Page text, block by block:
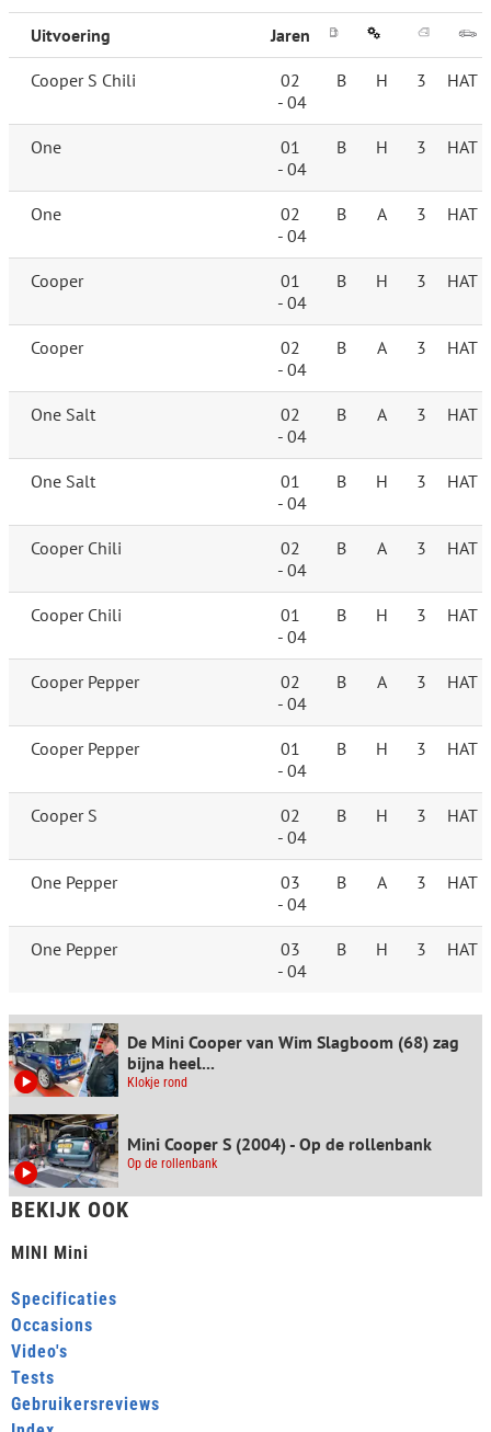
Uitvoering Jaren
Cooper S Chili
02
- 04
B H 3 HAT
One
01
- 04
B H 3 HAT
One
02
- 04
B A 3 HAT
Cooper
01
- 04
B H 3 HAT
Cooper
02
- 04
B A 3 HAT
One Salt
02
- 04
B A 3 HAT
One Salt
01
- 04
B H 3 HAT
Cooper Chili
02
- 04
B A 3 HAT
Cooper Chili
01
- 04
B H 3 HAT
Cooper Pepper
02
- 04
B A 3 HAT
Cooper Pepper
01
- 04
B H 3 HAT
Cooper S
02
- 04
B H 3 HAT
One Pepper
03
- 04
B A 3 HAT
One Pepper
03
- 04
B H 3 HAT
De Mini Cooper van Wim Slagboom (68) zag
bijna heel...
Klokje rond
Mini Cooper S (2004) - Op de rollenbank
Op de rollenbank
BEKIJK OOK
MINI Mini
Specificaties
Occasions
Video's
Tests
Gebruikersreviews